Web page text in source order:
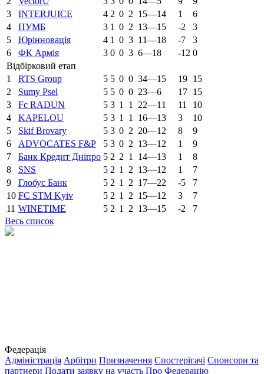
3
INTERJUICE 4 2 0 2 15—14 1
6
4
ПУМБ 3 1 0 2 13—15 -2
3
5
Юрінновація 4 1 0 3 11—18 -7
3
6
ФК Армія 3 0 0 3 6—18 -12 0
Відбірковий етап
1
RTS Group 5 5 0 0 34—15 19 15
2
Sumy Psel 5 5 0 0 23—6 17 15
3
Fc RADUN 5 3 1 1 22—11 11
10
4
KAPELOU 5 3 1 1 16—13 3
10
5
Skif Brovary 5 3 0 2 20—12 8
9
6
ADVOCATES F&P 5 3 0 2 13—12 1
9
7
Банк Кредит Дніпро 5 2 2 1 14—13 1
8
8
SNS 5 2 1 2 13—12 1
7
9
Глобус Банк 5 2 1 2 17—22 -5
7
10 FC STM Kyiv 5 2 1 2 15—12 3
7
11 WINETIME 5 2 1 2 13—15 -2
7
Весь список
Федерація
Адміністрація Арбітри Призначення Спостерігачі Спонсори та
партнери Подати заявку на участь Про Федерацію